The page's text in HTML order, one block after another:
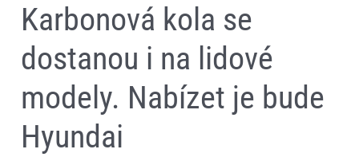
Karbonová kola se
dostanou i na lidové
modely. Nabízet je bude
Hyundai